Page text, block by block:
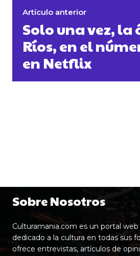
Artículo anterior
Solo una vez,
Ríos, en el
en Netflix
Sobre Nosotros
Culturamania.com es un portal web
dedicado a la cultura en todas sus
ofrece entrevistas, artículos de